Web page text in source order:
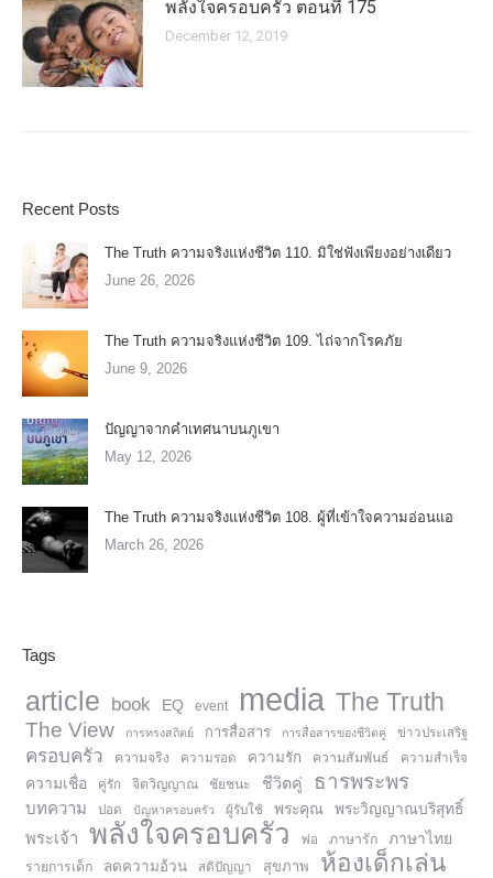
พลังใจครอบครัว ตอนที่ 175
December 12, 2019
Recent Posts
The Truth ความจริงแห่งชีวิต 110. มิใช่ฟังเพียงอย่างเดียว
June 26, 2026
The Truth ความจริงแห่งชีวิต 109. ไถ่จากโรคภัย
June 9, 2026
ปัญญาจากคำเทศนาบนภูเขา
May 12, 2026
The Truth ความจริงแห่งชีวิต 108. ผู้ที่เข้าใจความอ่อนแอ
March 26, 2026
Tags
article book EQ event media The Truth
The View การทรงสถิตย์ การสื่อสาร การสื่อสารของชีวิตคู่ ข่าวประเสริฐ
ครอบครัว ความจริง ความรอด ความรัก ความสัมพันธ์ ความสำเร็จ
ความเชื่อ คู่รัก จิตวิญญาณ ชัยชนะ ชีวิตคู่ ธารพระพร
บทความ ปอด ปัญหาครอบครัว ผู้รับใช้ พระคุณ
พระวิญญาณบริสุทธิ์
พระเจ้า
พลังใจครอบครัว พ่อ ภาษารัก ภาษาไทย
รายการเด็ก ลดความอ้วน สติปัญญา สุขภาพ ห้องเด็กเล่น